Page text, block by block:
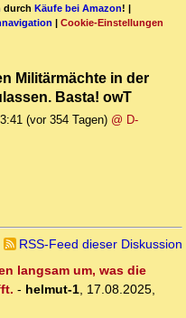
durch Käufe bei Amazon! |
| Cookie-Einstellungen
Militärmächte in der
Basta! owT
(vor 354 Tagen) @ D-
RSS-Feed dieser Diskussion
langsam um, was die
- helmut-1, 17.08.2025,